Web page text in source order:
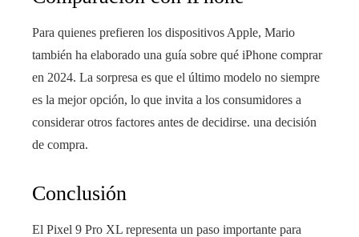
Para quienes prefieren los dispositivos Apple, Mario
también ha elaborado una guía sobre qué iPhone comprar
en 2024. La sorpresa es que el último modelo no siempre
es la mejor opción, lo que invita a los consumidores a
considerar otros factores antes de decidirse. una decisión
de compra.
Conclusión
El Pixel 9 Pro XL representa un paso importante para